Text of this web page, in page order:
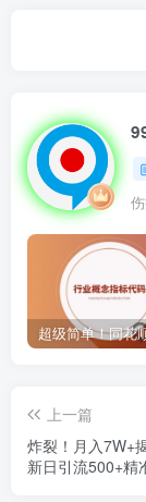
上一篇
炸裂！月入7W+
新日引流500+精